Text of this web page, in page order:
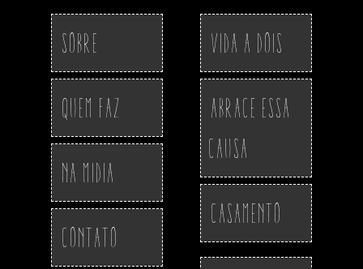
Sobre
Quem Faz
Na Midia
Contato
Vida a Dois
Abrace essa
Causa
Casamento